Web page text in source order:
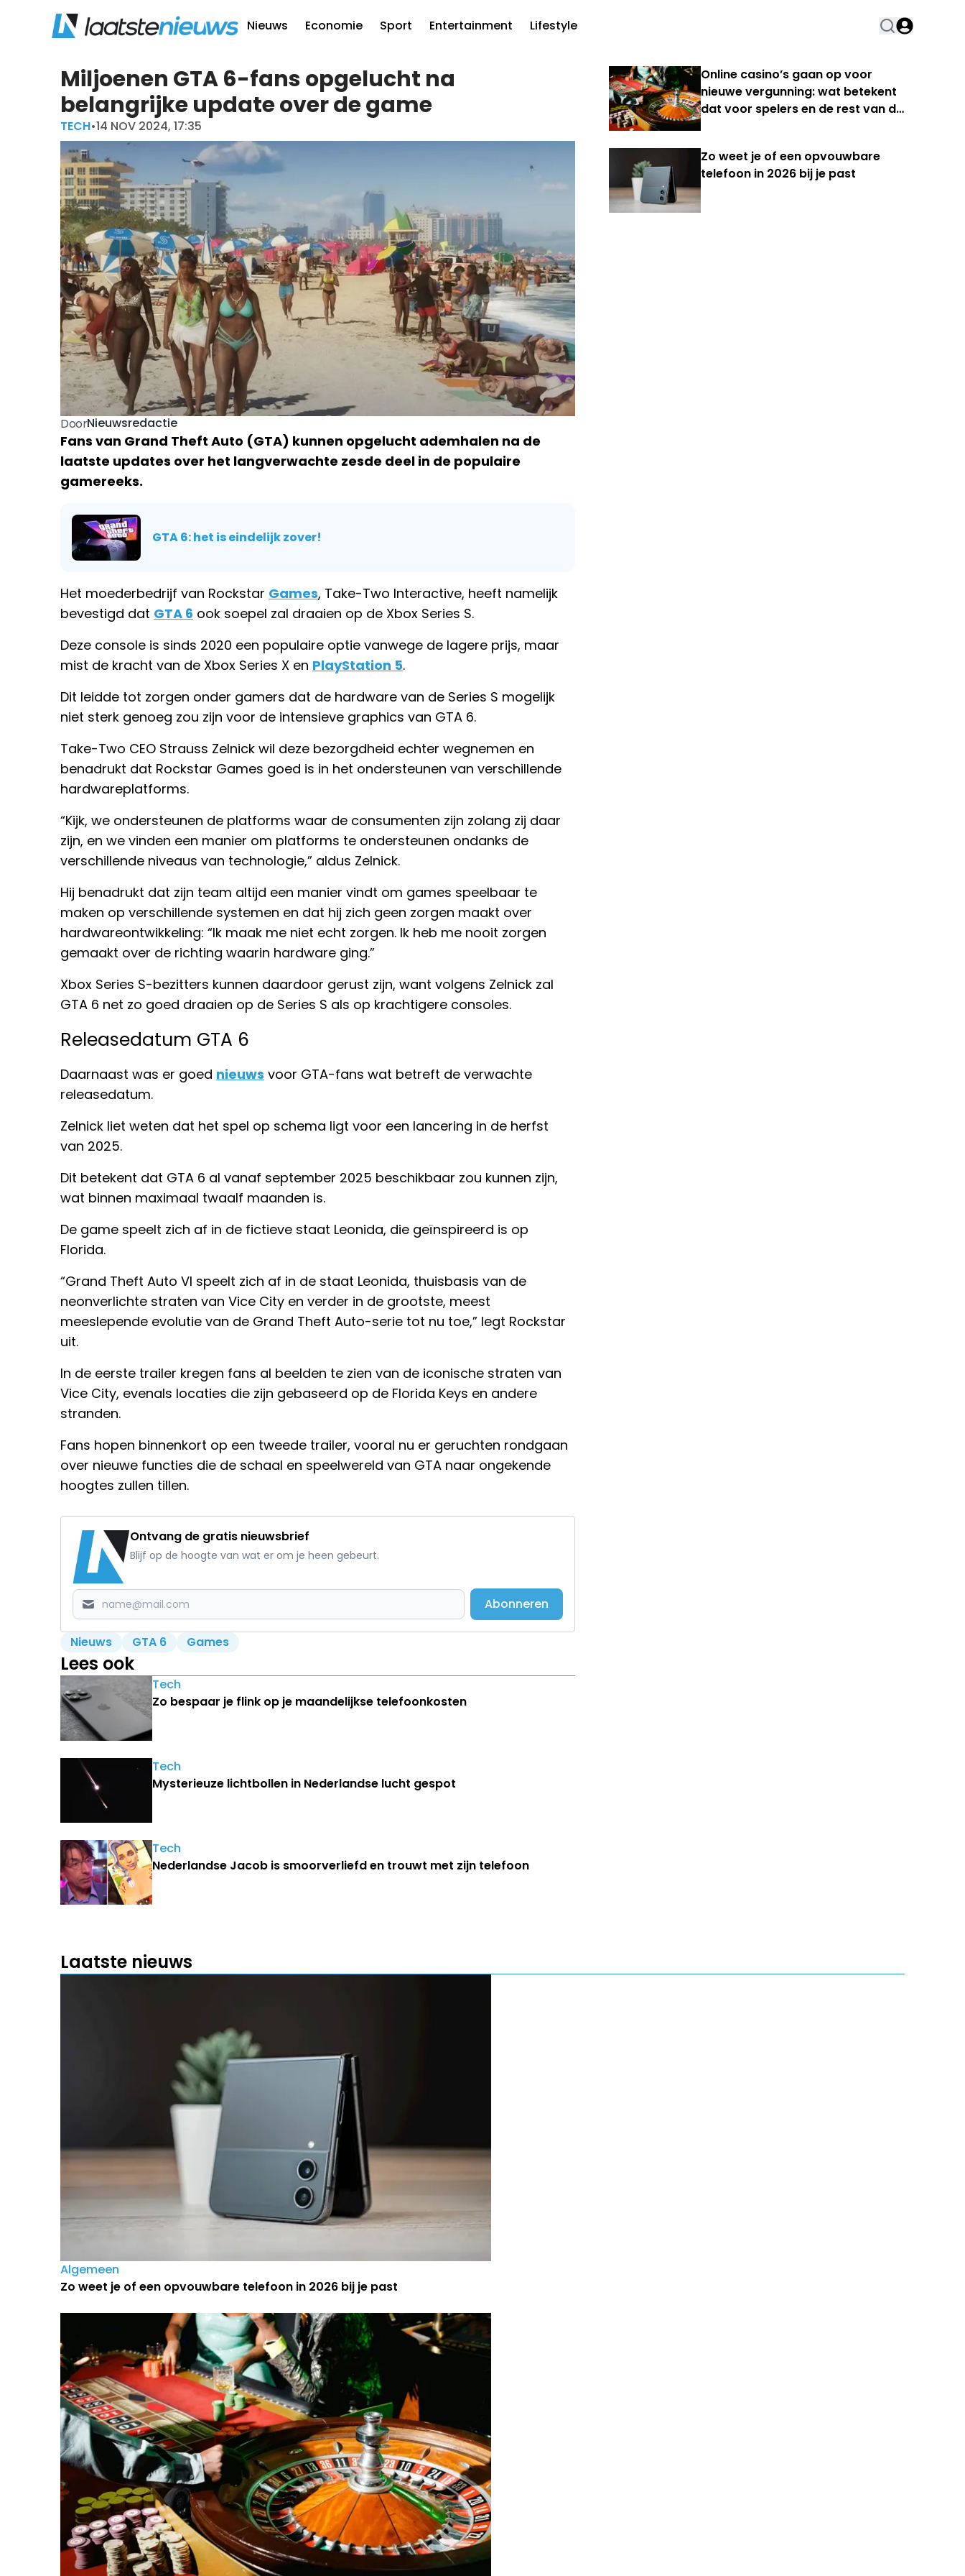
Nieuws Economie Sport Entertainment Lifestyle
Miljoenen GTA 6-fans opgelucht na
belangrijke update over de game
TECH•14 NOV 2024, 17:35
DoorNieuwsredactie
Fans van Grand Theft Auto (GTA) kunnen opgelucht ademhalen na de
laatste updates over het langverwachte zesde deel in de populaire
gamereeks.
GTA 6: het is eindelijk zover!
Het moederbedrijf van Rockstar Games, Take-Two Interactive, heeft namelijk
bevestigd dat GTA 6 ook soepel zal draaien op de Xbox Series S.
Deze console is sinds 2020 een populaire optie vanwege de lagere prijs, maar
mist de kracht van de Xbox Series X en PlayStation 5.
Dit leidde tot zorgen onder gamers dat de hardware van de Series S mogelijk
niet sterk genoeg zou zijn voor de intensieve graphics van GTA 6.
Take-Two CEO Strauss Zelnick wil deze bezorgdheid echter wegnemen en
benadrukt dat Rockstar Games goed is in het ondersteunen van verschillende
hardwareplatforms.
“Kijk, we ondersteunen de platforms waar de consumenten zijn zolang zij daar
zijn, en we vinden een manier om platforms te ondersteunen ondanks de
verschillende niveaus van technologie,” aldus Zelnick.
Hij benadrukt dat zijn team altijd een manier vindt om games speelbaar te
maken op verschillende systemen en dat hij zich geen zorgen maakt over
hardwareontwikkeling: “Ik maak me niet echt zorgen. Ik heb me nooit zorgen
gemaakt over de richting waarin hardware ging.”
Xbox Series S-bezitters kunnen daardoor gerust zijn, want volgens Zelnick zal
GTA 6 net zo goed draaien op de Series S als op krachtigere consoles.
Releasedatum GTA 6
Daarnaast was er goed nieuws voor GTA-fans wat betreft de verwachte
releasedatum.
Zelnick liet weten dat het spel op schema ligt voor een lancering in de herfst
van 2025.
Dit betekent dat GTA 6 al vanaf september 2025 beschikbaar zou kunnen zijn,
wat binnen maximaal twaalf maanden is.
De game speelt zich af in de fictieve staat Leonida, die geïnspireerd is op
Florida.
“Grand Theft Auto VI speelt zich af in de staat Leonida, thuisbasis van de
neonverlichte straten van Vice City en verder in de grootste, meest
meeslepende evolutie van de Grand Theft Auto-serie tot nu toe,” legt Rockstar
uit.
In de eerste trailer kregen fans al beelden te zien van de iconische straten van
Vice City, evenals locaties die zijn gebaseerd op de Florida Keys en andere
stranden.
Fans hopen binnenkort op een tweede trailer, vooral nu er geruchten rondgaan
over nieuwe functies die de schaal en speelwereld van GTA naar ongekende
hoogtes zullen tillen.
Ontvang de gratis nieuwsbrief
Blijf op de hoogte van wat er om je heen gebeurt.
Abonneren
Nieuws GTA 6 Games
Lees ook
Tech
Zo bespaar je flink op je maandelijkse telefoonkosten
Tech
Mysterieuze lichtbollen in Nederlandse lucht gespot
Tech
Nederlandse Jacob is smoorverliefd en trouwt met zijn telefoon
Online casino’s gaan op voor
nieuwe vergunning: wat betekent
dat voor spelers en de rest van de
Zo weet je of een opvouwbare
telefoon in 2026 bij je past
Laatste nieuws
Algemeen
Zo weet je of een opvouwbare telefoon in 2026 bij je past